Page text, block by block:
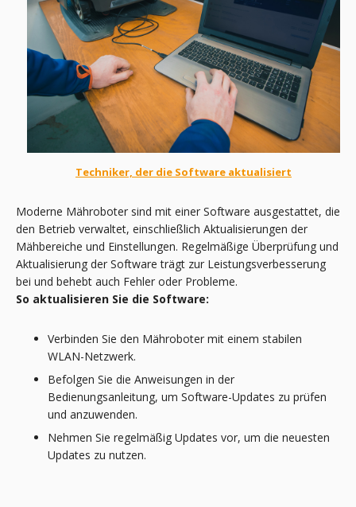
Techniker, der die Software aktualisiert
Moderne Mähroboter sind mit einer Software ausgestattet, die
den Betrieb verwaltet, einschließlich Aktualisierungen der
Mähbereiche und Einstellungen. Regelmäßige Überprüfung und
Aktualisierung der Software trägt zur Leistungsverbesserung
bei und behebt auch Fehler oder Probleme.
So aktualisieren Sie die Software:
Verbinden Sie den Mähroboter mit einem stabilen
WLAN-Netzwerk.
Befolgen Sie die Anweisungen in der
Bedienungsanleitung, um Software-Updates zu prüfen
und anzuwenden.
Nehmen Sie regelmäßig Updates vor, um die neuesten
Updates zu nutzen.